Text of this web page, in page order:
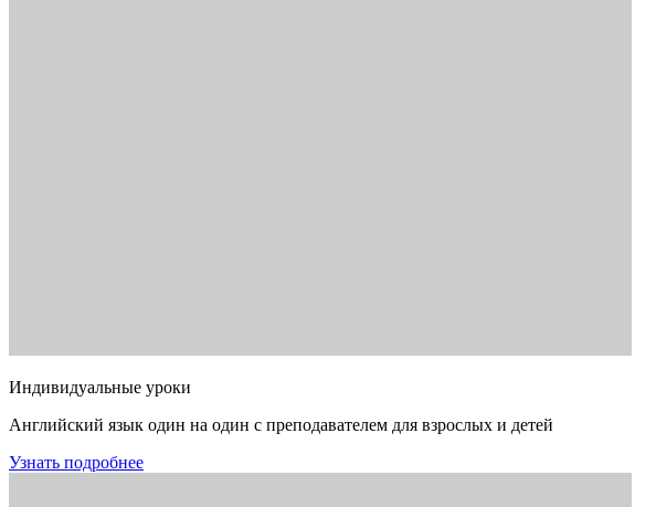
Индивидуальные уроки
Английский язык один на один с преподавателем для взрослых и детей
Узнать подробнее